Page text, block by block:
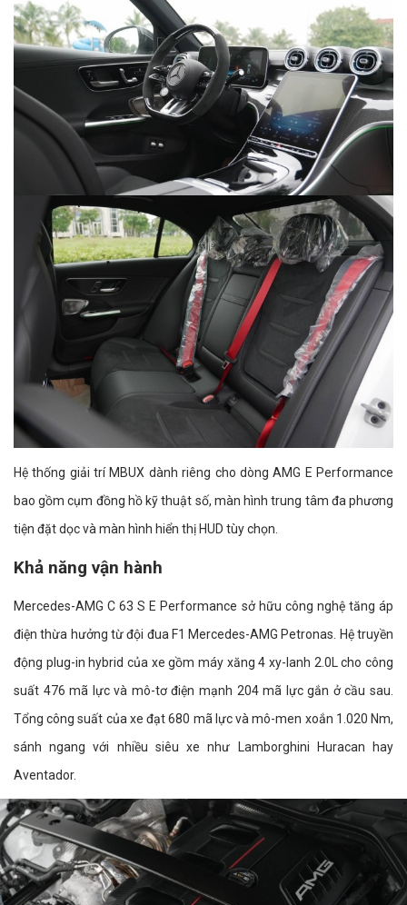
Hệ thống giải trí MBUX dành riêng cho dòng AMG E Performance
bao gồm cụm đồng hồ kỹ thuật số, màn hình trung tâm đa phương
tiện đặt dọc và màn hình hiển thị HUD tùy chọn.
Khả năng vận hành
Mercedes-AMG C 63 S E Performance sở hữu công nghệ tăng áp
điện thừa hưởng từ đội đua F1 Mercedes-AMG Petronas. Hệ truyền
động plug-in hybrid của xe gồm máy xăng 4 xy-lanh 2.0L cho công
suất 476 mã lực và mô-tơ điện mạnh 204 mã lực gắn ở cầu sau.
Tổng công suất của xe đạt 680 mã lực và mô-men xoắn 1.020 Nm,
sánh ngang với nhiều siêu xe như Lamborghini Huracan hay
Aventador.